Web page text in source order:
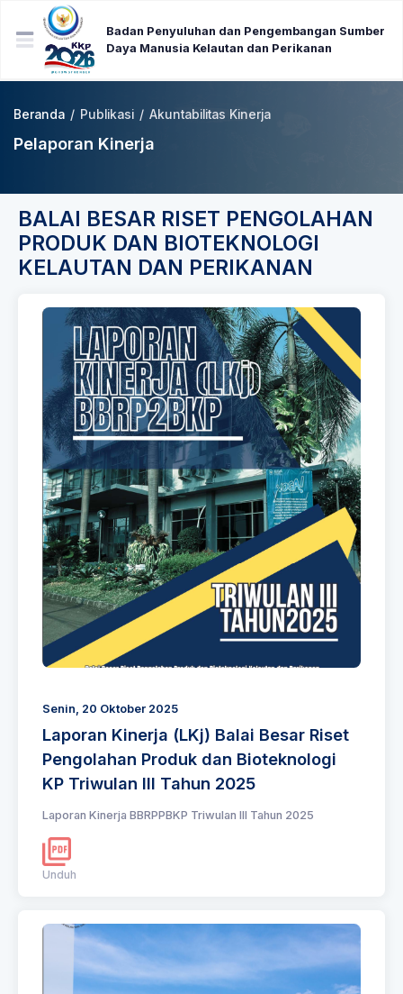
Badan Penyuluhan dan Pengembangan Sumber
Daya Manusia Kelautan dan Perikanan
Beranda / Publikasi / Akuntabilitas Kinerja
Pelaporan Kinerja
BALAI BESAR RISET PENGOLAHAN
PRODUK DAN BIOTEKNOLOGI
KELAUTAN DAN PERIKANAN
Senin, 20 Oktober 2025
Laporan Kinerja (LKj) Balai Besar Riset
Pengolahan Produk dan Bioteknologi
KP Triwulan III Tahun 2025
Laporan Kinerja BBRPPBKP Triwulan III Tahun 2025
Unduh